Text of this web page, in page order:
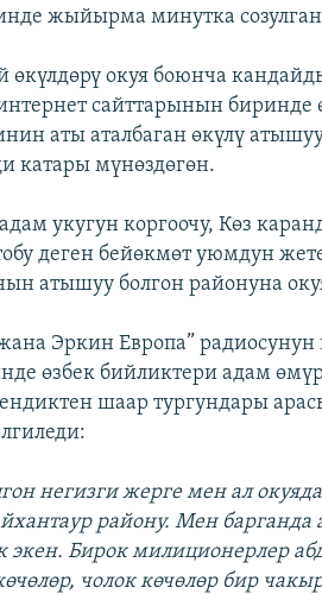
жыйырма минутка
өкүлдөрү окуя боюнча
сайттарынын
аты аталбаган өкүлү
катары мүнөздөгөн.
укугун коргоочу, Көз
деген бейөкмөт уюмдун
атышуу болгон районуна
Эркин Европа”
өзбек бийликтери адам
шаар тургундары
негизги жерге мен ал
району. Мен барганда
экен. Бирок милиционерлер
чолок көчөлөр бир